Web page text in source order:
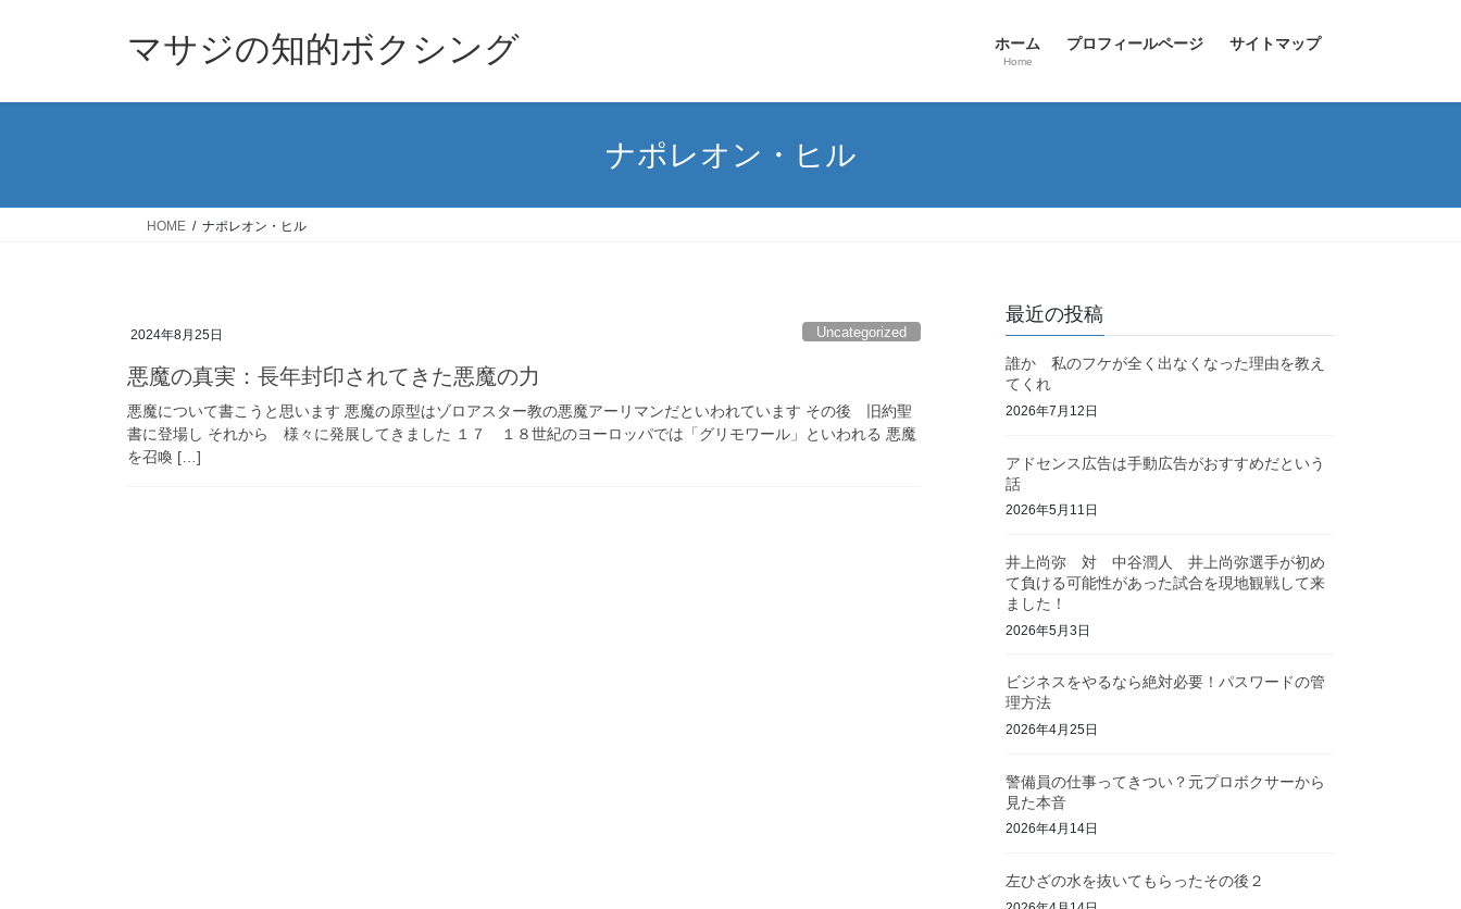
マサジの知的ボクシング ホーム
Home
プロフィールページ サイトマップ
ナポレオン・ヒル
HOME ナポレオン・ヒル
2024年8月25日 Uncategorized
悪魔の真実：長年封印されてきた悪魔の力
悪魔について書こうと思います 悪魔の原型はゾロアスター教の悪魔アーリマンだといわれています その後 旧約聖
書に登場し それから 様々に発展してきました １７ １８世紀のヨーロッパでは「グリモワール」といわれる 悪魔
を召喚 […]
最近の投稿
誰か 私のフケが全く出なくなった理由を教え
てくれ
2026年7月12日
アドセンス広告は手動広告がおすすめだという
話
2026年5月11日
井上尚弥 対 中谷潤人 井上尚弥選手が初め
て負ける可能性があった試合を現地観戦して来
ました！
2026年5月3日
ビジネスをやるなら絶対必要！パスワードの管
理方法
2026年4月25日
警備員の仕事ってきつい？元プロボクサーから
見た本音
2026年4月14日
左ひざの水を抜いてもらったその後２